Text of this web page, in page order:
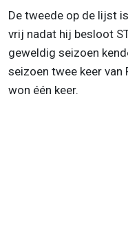
De tweede op de lijst
vrij nadat hij besloot
geweldig seizoen
seizoen twee keer van
won één keer.